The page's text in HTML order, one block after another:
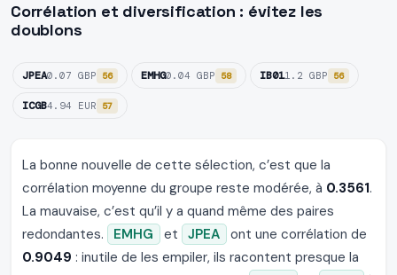
Corrélation et diversification : évitez les
doublons
JPEA0.07 GBP 56 EMHG0.04 GBP 58 IB011.2 GBP 56
ICGB4.94 EUR 57
La bonne nouvelle de cette sélection, c’est que la
corrélation moyenne du groupe reste modérée, à 0.3561.
La mauvaise, c’est qu’il y a quand même des paires
redondantes.
EMHG et JPEA ont une corrélation de
0.9049 : inutile de les empiler, ils racontent presque la